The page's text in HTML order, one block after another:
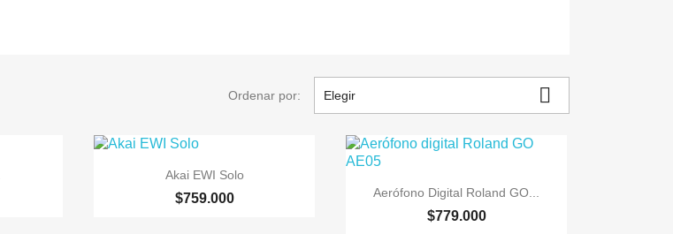
Ordenar por: Elegir 
 Vista rápida
Akai EWI Solo
$759.000  Vista rápida
Aerófono Digital Roland GO...
$779.000